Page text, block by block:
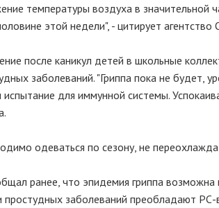
температуры воздуха в
этой недели", - цитирует агентство
после каникул детей в школьные
заболеваний. "Гриппа пока не будет,
для иммунной системы.
одеваться по сезону, не
ранее, что эпидемия гриппа возможна
заболеваний преобладают РС-